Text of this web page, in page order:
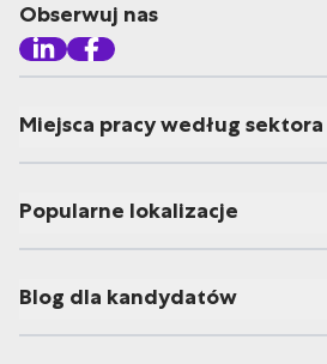
Obserwuj nas
Miejsca pracy według sektora
Popularne lokalizacje
Blog dla kandydatów